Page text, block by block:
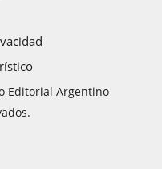
Editorial Argentino